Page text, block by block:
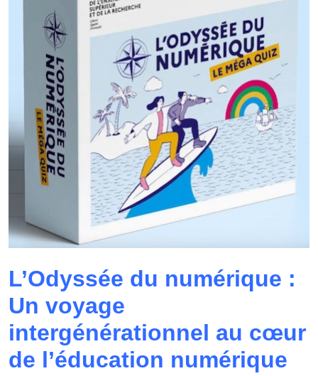
L’Odyssée du numérique :
Un voyage
intergénérationnel au cœur
de l’éducation numérique